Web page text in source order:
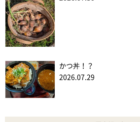
かつ丼！？
2026.07.29